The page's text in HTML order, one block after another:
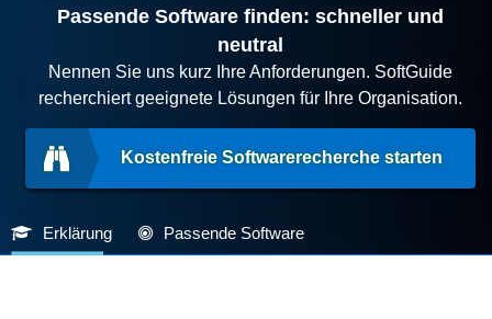
Passende Software finden: schneller und
neutral
Nennen Sie uns kurz Ihre Anforderungen. SoftGuide
recherchiert geeignete Lösungen für Ihre Organisation.
Kostenfreie Softwarerecherche starten
Erklärung Passende Software